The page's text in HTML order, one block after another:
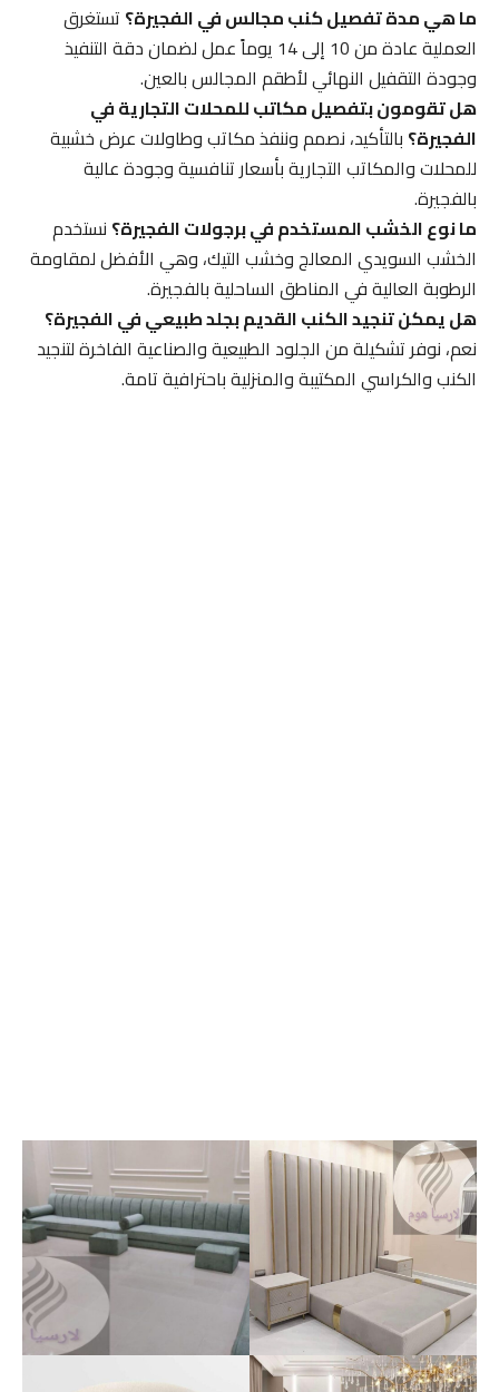
ما هي مدة تفصيل كنب مجالس في الفجيرة؟تستغرق
العملية عادة من 10 إلى 14 يوماً عمل لضمان دقة التنفيذ
وجودة التقفيل النهائي لأطقم المجالس بالعين.
هل تقومون بتفصيل مكاتب للمحلات التجارية في
الفجيرة؟بالتأكيد، نصمم وننفذ مكاتب وطاولات عرض خشبية
للمحلات والمكاتب التجارية بأسعار تنافسية وجودة عالية
بالفجيرة.
ما نوع الخشب المستخدم في برجولات الفجيرة؟نستخدم
الخشب السويدي المعالج وخشب التيك، وهي الأفضل لمقاومة
الرطوبة العالية في المناطق الساحلية بالفجيرة.
هل يمكن تنجيد الكنب القديم بجلد طبيعي في الفجيرة؟
نعم، نوفر تشكيلة من الجلود الطبيعية والصناعية الفاخرة لتنجيد
الكنب والكراسي المكتيبة والمنزلية باحترافية تامة.